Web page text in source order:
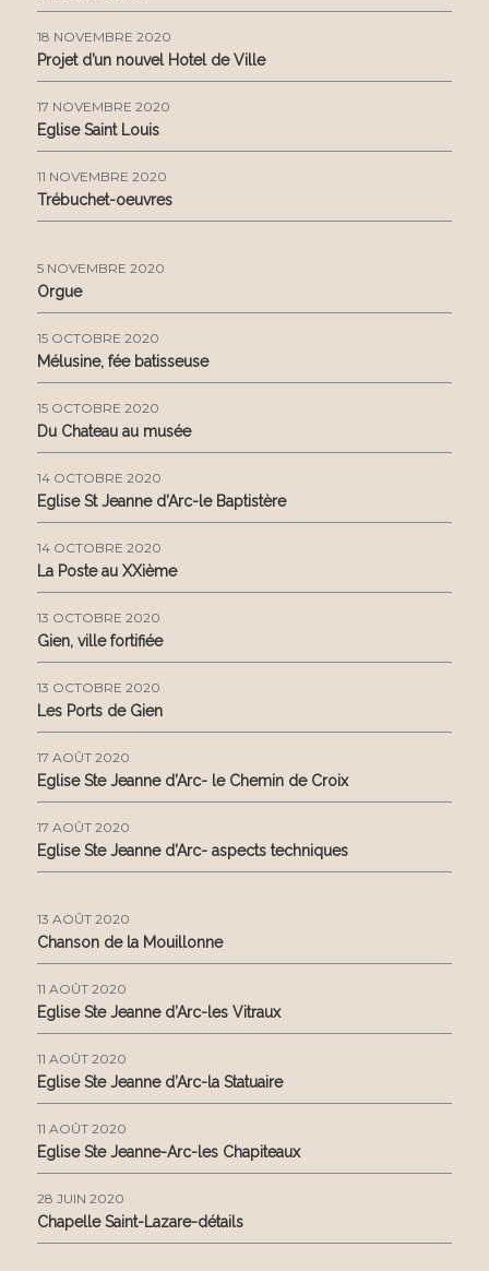
18 NOVEMBRE 2020
Projet d’un nouvel Hotel de Ville
17 NOVEMBRE 2020
Eglise Saint Louis
11 NOVEMBRE 2020
Trébuchet-oeuvres
5 NOVEMBRE 2020
Orgue
15 OCTOBRE 2020
Mélusine, fée batisseuse
15 OCTOBRE 2020
Du Chateau au musée
14 OCTOBRE 2020
Eglise St Jeanne d’Arc-le Baptistère
14 OCTOBRE 2020
La Poste au XXième
13 OCTOBRE 2020
Gien, ville fortifiée
13 OCTOBRE 2020
Les Ports de Gien
17 AOÛT 2020
Eglise Ste Jeanne d’Arc- le Chemin de Croix
17 AOÛT 2020
Eglise Ste Jeanne d’Arc- aspects techniques
13 AOÛT 2020
Chanson de la Mouillonne
11 AOÛT 2020
Eglise Ste Jeanne d’Arc-les Vitraux
11 AOÛT 2020
Eglise Ste Jeanne d’Arc-la Statuaire
11 AOÛT 2020
Eglise Ste Jeanne-Arc-les Chapiteaux
28 JUIN 2020
Chapelle Saint-Lazare-détails